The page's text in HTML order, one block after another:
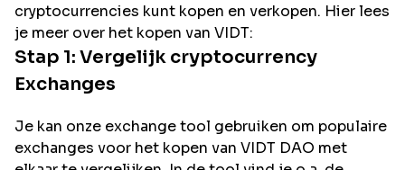
cryptocurrencies kunt kopen en verkopen. Hier lees
je meer over het kopen van VIDT:
Stap 1: Vergelijk cryptocurrency
Exchanges
Je kan onze exchange tool gebruiken om populaire
exchanges voor het kopen van VIDT DAO met